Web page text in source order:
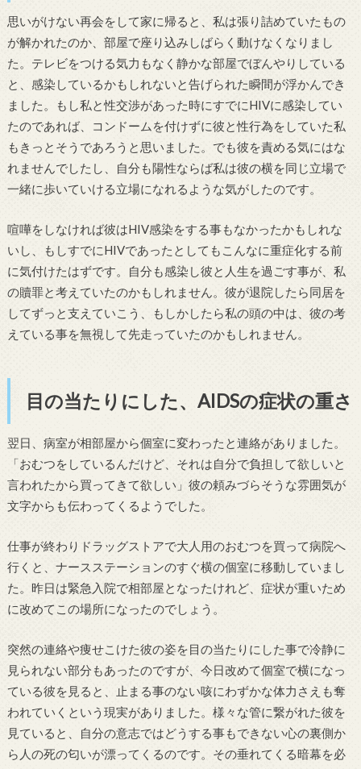
思いがけない再会をして家に帰ると、私は張り詰めていたもの
が解かれたのか、部屋で座り込みしばらく動けなくなりまし
た。テレビをつける気力もなく静かな部屋でぼんやりしている
と、感染しているかもしれないと告げられた瞬間が浮かんでき
ました。もし私と性交渉があった時にすでにHIVに感染してい
たのであれば、コンドームを付けずに彼と性行為をしていた私
もきっとそうであろうと思いました。でも彼を責める気にはな
れませんでしたし、自分も陽性ならば私は彼の横を同じ立場で
一緒に歩いていける立場になれるような気がしたのです。
喧嘩をしなければ彼はHIV感染をする事もなかったかもしれな
いし、もしすでにHIVであったとしてもこんなに重症化する前
に気付けたはずです。自分も感染し彼と人生を過ごす事が、私
の贖罪と考えていたのかもしれません。彼が退院したら同居を
してずっと支えていこう、もしかしたら私の頭の中は、彼の考
えている事を無視して先走っていたのかもしれません。
目の当たりにした、AIDSの症状の重さ
翌日、病室が相部屋から個室に変わったと連絡がありました。
「おむつをしているんだけど、それは自分で負担して欲しいと
言われたから買ってきて欲しい」彼の頼みづらそうな雰囲気が
文字からも伝わってくるようでした。
仕事が終わりドラッグストアで大人用のおむつを買って病院へ
行くと、ナースステーションのすぐ横の個室に移動していまし
た。昨日は緊急入院で相部屋となったけれど、症状が重いため
に改めてこの場所になったのでしょう。
突然の連絡や痩せこけた彼の姿を目の当たりにした事で冷静に
見られない部分もあったのですが、今日改めて個室で横になっ
ている彼を見ると、止まる事のない咳にわずかな体力さえも奪
われていくという現実がありました。様々な管に繋がれた彼を
見ていると、自分の意志ではどうする事もできない心の裏側か
ら人の死の匂いが漂ってくるのです。その垂れてくる暗幕を必